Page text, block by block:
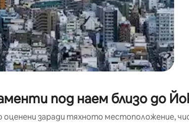
под наем близо до
оценени заради тяхното местоположение,